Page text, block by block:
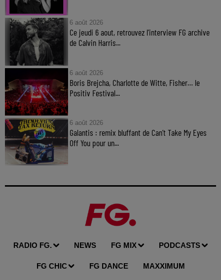
6 août 2026
Ce jeudi 6 aout, retrouvez l'interview FG archive
de Calvin Harris...
6 août 2026
Boris Brejcha, Charlotte de Witte, Fisher… le
Positiv Festival...
6 août 2026
Galantis : remix bluffant de Can’t Take My Eyes
Off You pour un...
RADIO FG. NEWS FG MIX PODCASTS
FG CHIC FG DANCE MAXXIMUM